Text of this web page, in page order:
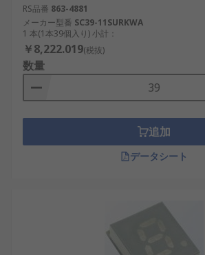
RS品番 863-4881
メーカー型番 SC39-11SURKWA
1 本(1本39個入り) 小計：
￥8,222.019(税抜)
数量
追加
データシート